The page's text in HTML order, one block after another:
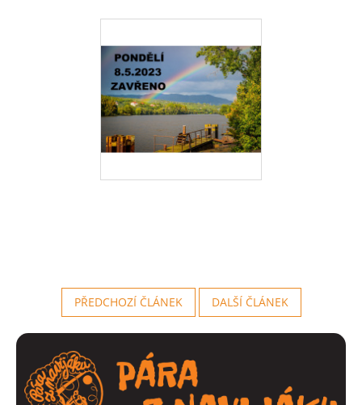
PŘEDCHOZÍ ČLÁNEK DALŠÍ ČLÁNEK